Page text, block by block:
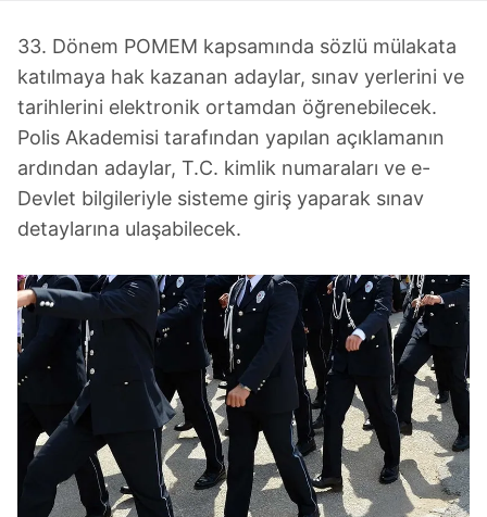
33. Dönem POMEM kapsamında sözlü mülakata
katılmaya hak kazanan adaylar, sınav yerlerini ve
tarihlerini elektronik ortamdan öğrenebilecek.
Polis Akademisi tarafından yapılan açıklamanın
ardından adaylar, T.C. kimlik numaraları ve e-
Devlet bilgileriyle sisteme giriş yaparak sınav
detaylarına ulaşabilecek.